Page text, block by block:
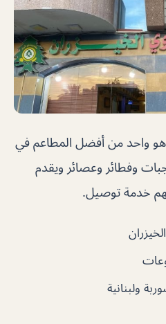
هو واحد من أفضل المطاعم في
وفطائر وعصائر ويقدم
خدمة توصيل.
ولبنانية